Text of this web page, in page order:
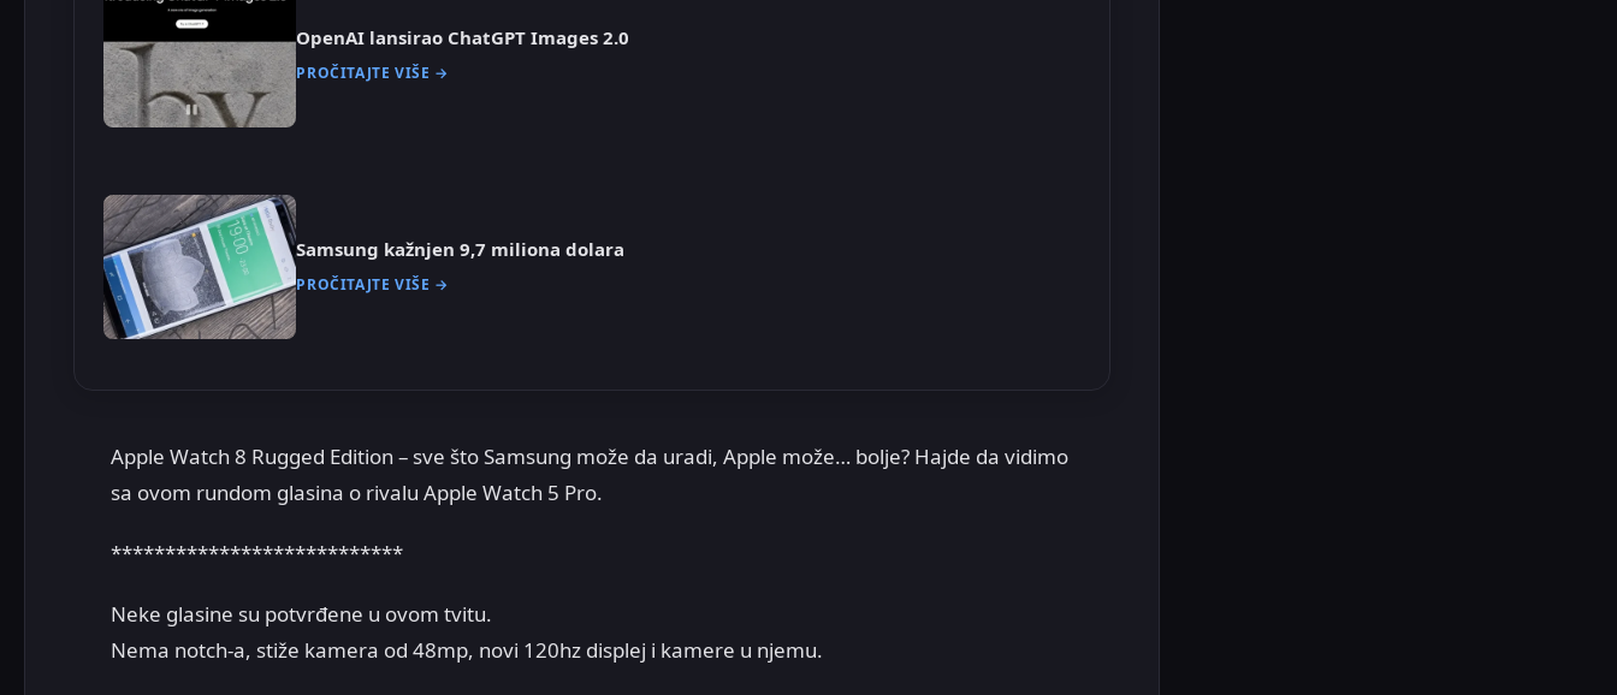
OpenAI lansirao ChatGPT Images 2.0
PROČITAJTE VIŠE →
Samsung kažnjen 9,7 miliona dolara
PROČITAJTE VIŠE →
Apple Watch 8 Rugged Edition – sve što Samsung može da uradi, Apple može… bolje? Hajde da vidimo
sa ovom rundom glasina o rivalu Apple Watch 5 Pro.
***************************
Neke glasine su potvrđene u ovom tvitu.
Nema notch-a, stiže kamera od 48mp, novi 120hz displej i kamere u njemu.